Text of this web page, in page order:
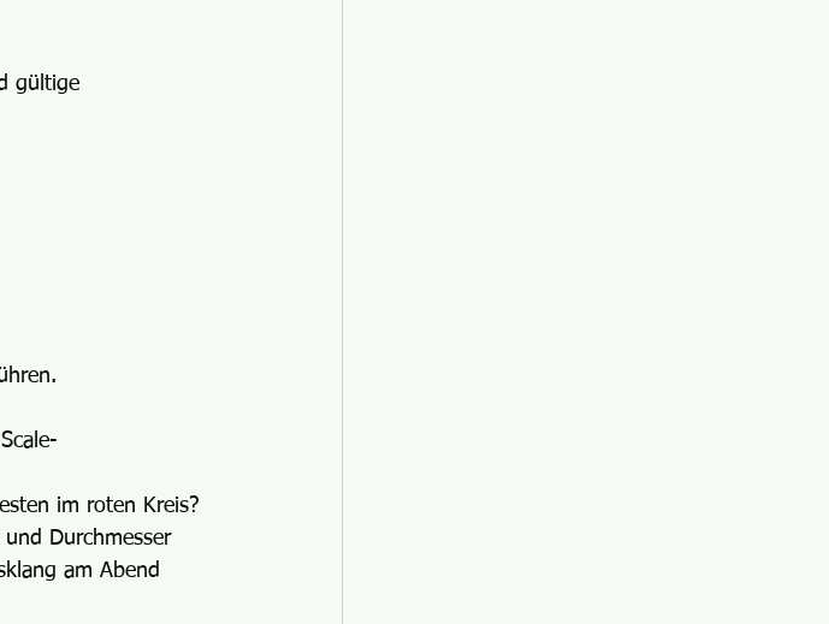
gültige
im roten Kreis?
Durchmesser
am Abend